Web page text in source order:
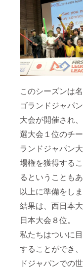
このシーズンは
ゴランドジャパ
大会が開催され
選大会１位のチ
ランドジャパン
場権を獲得する
るということも
以上に準備をしま
結果は、西日本大
日本大会８位。
私たちはついに
することができ
ドジャパンでの世